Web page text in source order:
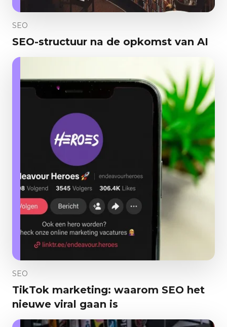
SEO
SEO-structuur na de opkomst van AI
SEO
TikTok marketing: waarom SEO het
nieuwe viral gaan is